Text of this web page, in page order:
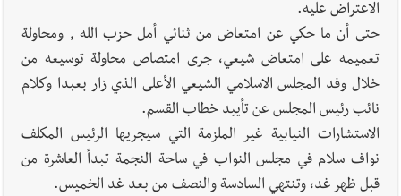
الاعتراض عليه.
حتى أن ما حكي عن امتعاض من ثنائي أمل حزب الله , ومحاولة
تعميمه على امتعاض شيعي، جرى امتصاص محاولة توسيعه من
خلال وفد المجلس الاسلامي الشيعي الأعلى الذي زار بعبدا وكلام
نائب رئيس المجلس عن تأييد خطاب القسم.
الاستشارات النيابية غير الملزمة التي سيجريها الرئيس المكلف
نواف سلام في مجلس النواب في ساحة النجمة تبدأ العاشرة من
قبل ظهر غد، وتنتهي السادسة والنصف من بعد غد الخميس.